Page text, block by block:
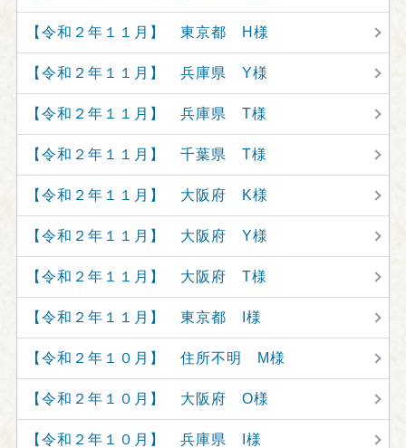
【令和２年１１月】 東京都 H様
【令和２年１１月】 兵庫県 Y様
【令和２年１１月】 兵庫県 T様
【令和２年１１月】 千葉県 T様
【令和２年１１月】 大阪府 K様
【令和２年１１月】 大阪府 Y様
【令和２年１１月】 大阪府 T様
【令和２年１１月】 東京都 I様
【令和２年１０月】 住所不明 M様
【令和２年１０月】 大阪府 O様
【令和２年１０月】 兵庫県 I様